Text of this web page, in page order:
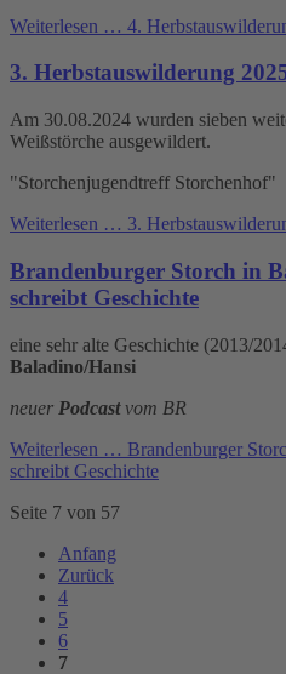
Weiterlesen … 4.
3. Herbstauswilderung
Am 30.08.2024 wurden sieben
Weißstörche ausgewildert.
"Storchenjugendtreff Storchenhof"
Weiterlesen … 3.
Brandenburger Storch in
schreibt Geschichte
eine sehr alte Geschichte (2013/
Baladino/Hansi
neuer Podcastvom BR
Weiterlesen … Brandenburger
schreibt Geschichte
Seite 7 von 57
Anfang
Zurück
4
5
6
7